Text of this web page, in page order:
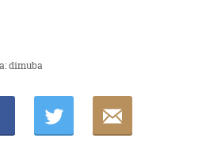
dimuba